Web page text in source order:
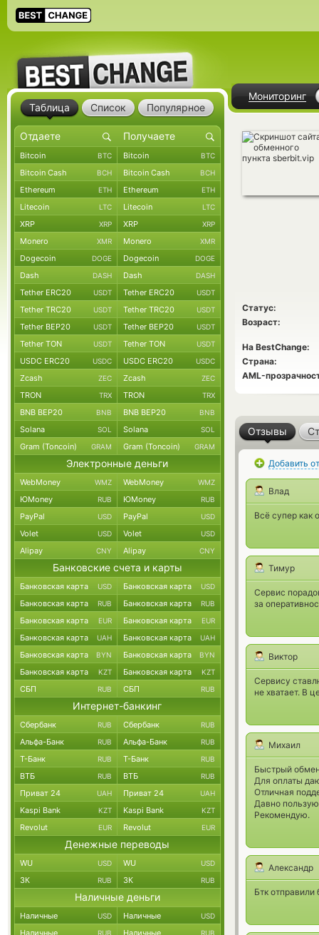
Мониторинг
Статус:
Возраст:
На BestChange:
Страна:
AML-
Отзывы
Добавить
Влад
Всё супер как
Тимур
Сервис
за
Виктор
Сервису
не хватает. В
Михаил
Быстрый
Для оплаты
Отличная
Давно
Рекомендую.
Александр
Бтк
Таблица Список Популярное
Bitcoin BTC Bitcoin BTC
Bitcoin Cash BCH Bitcoin Cash BCH
Ethereum ETH Ethereum ETH
Litecoin LTC Litecoin LTC
XRP XRP XRP XRP
Monero XMR Monero XMR
Dogecoin DOGE Dogecoin DOGE
Dash DASH Dash DASH
Tether ERC20 USDT Tether ERC20 USDT
Tether TRC20 USDT Tether TRC20 USDT
Tether BEP20 USDT Tether BEP20 USDT
Tether TON USDT Tether TON USDT
USDC ERC20 USDC USDC ERC20 USDC
Zcash ZEC Zcash ZEC
TRON TRX TRON TRX
BNB BEP20 BNB BNB BEP20 BNB
Solana SOL Solana SOL
Gram (Toncoin) GRAM Gram (Toncoin) GRAM
Электронные деньги
WebMoney WMZ WebMoney WMZ
ЮMoney RUB ЮMoney RUB
PayPal USD PayPal USD
Volet USD Volet USD
Alipay CNY Alipay CNY
Банковские счета и карты
Банковская карта USD Банковская карта USD
Банковская карта RUB Банковская карта RUB
Банковская карта EUR Банковская карта EUR
Банковская карта UAH Банковская карта UAH
Банковская карта BYN Банковская карта BYN
Банковская карта KZT Банковская карта KZT
СБП RUB СБП RUB
Интернет-банкинг
Сбербанк RUB Сбербанк RUB
Альфа-Банк RUB Альфа-Банк RUB
Т-Банк RUB Т-Банк RUB
ВТБ RUB ВТБ RUB
Приват 24 UAH Приват 24 UAH
Kaspi Bank KZT Kaspi Bank KZT
Revolut EUR Revolut EUR
Денежные переводы
WU USD WU USD
ЗК RUB ЗК RUB
Наличные деньги
Наличные USD Наличные USD
Наличные RUB Наличные RUB